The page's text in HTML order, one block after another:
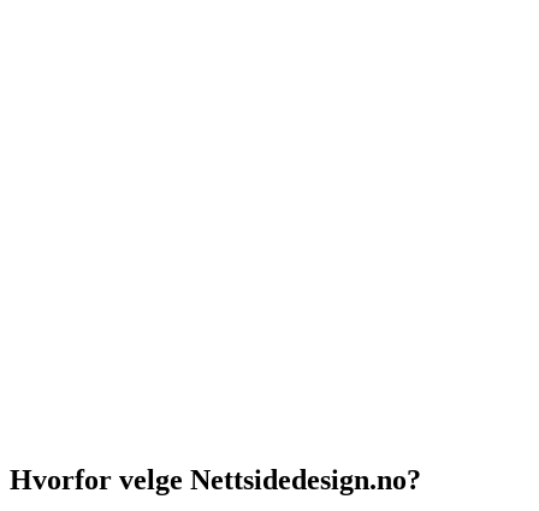
Hvorfor velge Nettsidedesign.no?